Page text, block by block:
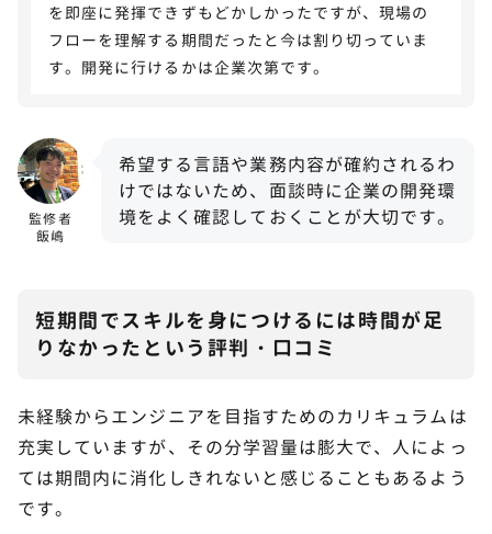
を即座に発揮できずもどかしかったですが、現場の
フローを理解する期間だったと今は割り切っていま
す。開発に行けるかは企業次第です。
監修者
飯嶋
希望する言語や業務内容が確約されるわ
けではないため、面談時に企業の開発環
境をよく確認しておくことが大切です。
短期間でスキルを身につけるには時間が足
りなかったという評判・口コミ
未経験からエンジニアを目指すためのカリキュラムは
充実していますが、その分学習量は膨大で、人によっ
ては期間内に消化しきれないと感じることもあるよう
です。